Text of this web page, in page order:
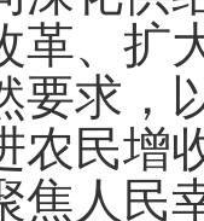
革、扩
要求，
农民增
焦人民